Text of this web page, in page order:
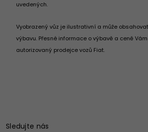
uvedených.
Vyobrazený vůz je ilustrativní a může
výbavu. Přesné informace o výbavě a ceně
autorizovaný prodejce vozů Fiat.
Sledujte nás